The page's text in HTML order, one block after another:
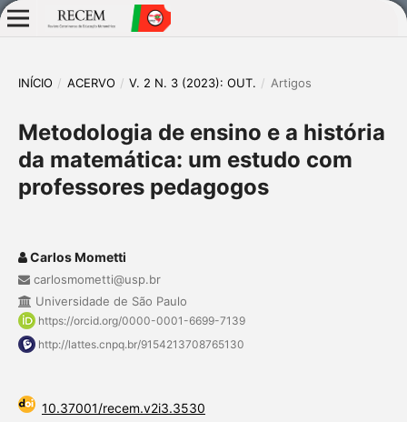
INÍCIO / ACERVO / V. 2 N. 3 (2023): OUT. / Artigos
Metodologia de ensino e a história
da matemática: um estudo com
professores pedagogos
Carlos Mometti
carlosmometti@usp.br
Universidade de São Paulo
https://orcid.org/0000-0001-6699-7139
http://lattes.cnpq.br/9154213708765130
10.37001/recem.v2i3.3530